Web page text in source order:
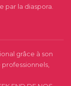
par la diaspora.
grâce à son